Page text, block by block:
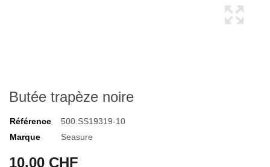
Butée trapèze noire
Référence
500.SS19319-10
Marque
Seasure
10,00 CHF